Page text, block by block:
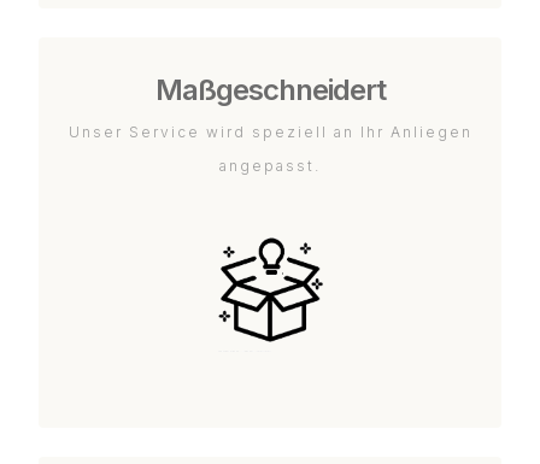
Maßgeschneidert
Unser Service wird speziell an Ihr Anliegen
angepasst.